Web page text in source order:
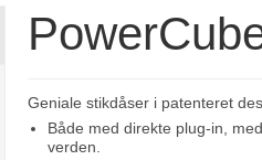
Geniale stikdåser i patenteret
Både med direkte plug-in,
verden.